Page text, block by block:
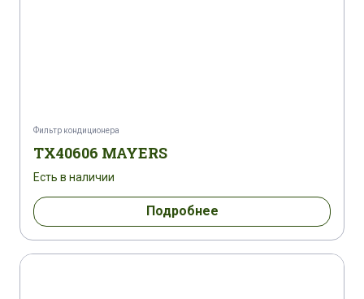
Фильтр кондиционера
TX40606 MAYERS
Есть в наличии
Подробнее